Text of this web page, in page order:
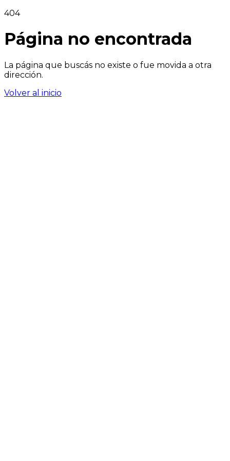
404
Página no encontrada
La página que buscás no existe o fue movida a otra
dirección.
Volver al inicio